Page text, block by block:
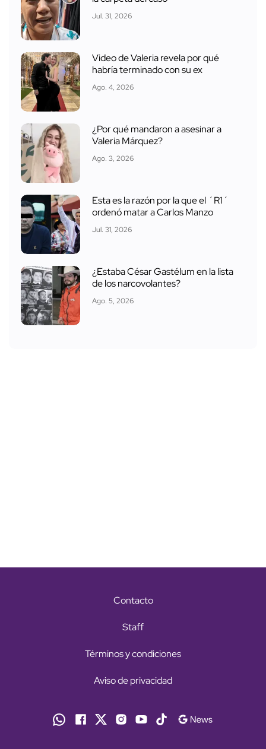
Jul. 31, 2026
Video de Valeria revela por qué
habría terminado con su ex
Ago. 4, 2026
¿Por qué mandaron a asesinar a
Valeria Márquez?
Ago. 3, 2026
Esta es la razón por la que el ´R1´
ordenó matar a Carlos Manzo
Jul. 31, 2026
¿Estaba César Gastélum en la lista
de los narcovolantes?
Ago. 5, 2026
Contacto
Staff
Términos y condiciones
Aviso de privacidad